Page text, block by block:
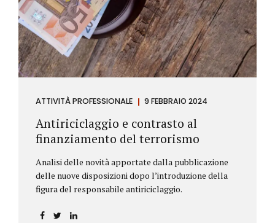
ATTIVITÀ PROFESSIONALE 9 FEBBRAIO 2024
Antiriciclaggio e contrasto al
finanziamento del terrorismo
Analisi delle novità apportate dalla pubblicazione
delle nuove disposizioni dopo l’introduzione della
figura del responsabile antiriciclaggio.